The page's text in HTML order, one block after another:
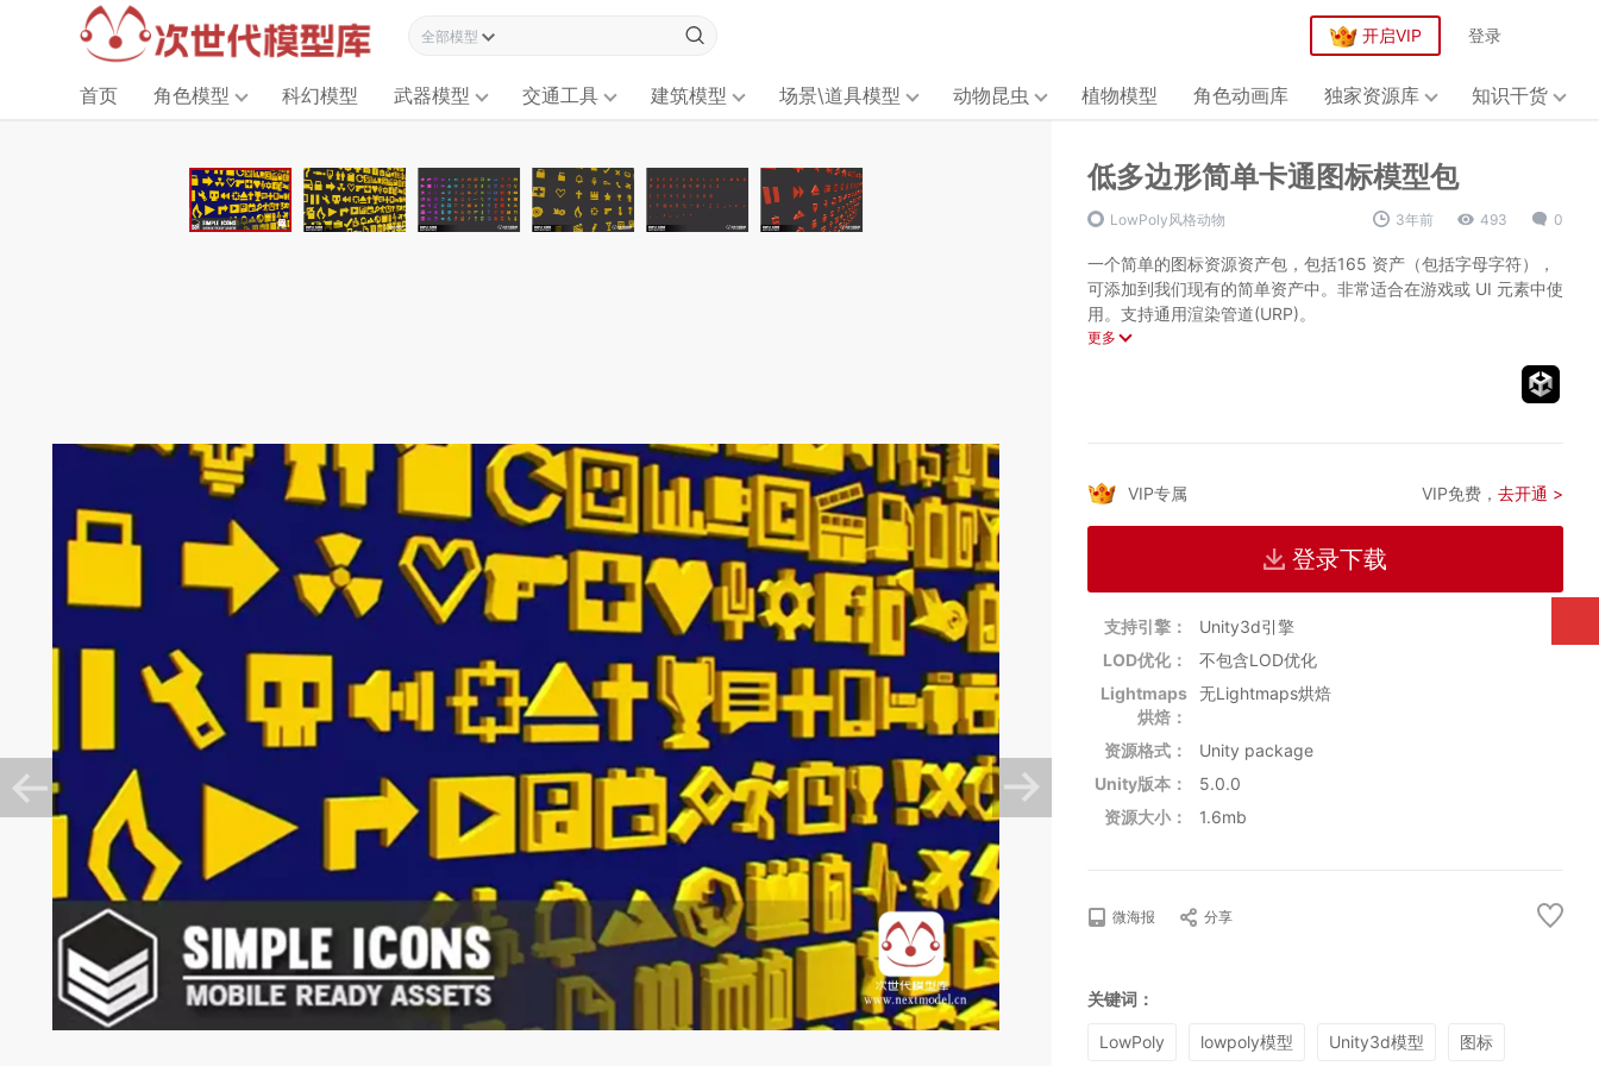
全部模型资源 开启VIP 登录
首页 角色模型 科幻模型 武器模型 交通工具 建筑模型 场景\道具模型 动物昆虫 植物模型 角色动画库 独家资源库 知识干货
低多边形简单卡通图标模型包
LowPoly风格动物 3年前 493 0
一个简单的图标资源资产包，包括165 资产（包括字母字符），
可添加到我们现有的简单资产中。非常适合在游戏或 UI 元素中使
用。支持通用渲染管道(URP)。
更多
VIP专属 VIP免费， 去开通 >
登录下载
支持引擎：
Unity3d引擎
LOD优化：
不包含LOD优化
Lightmaps
烘焙：
无Lightmaps烘焙
资源格式：
Unity package
Unity版本：
5.0.0
资源大小：
1.6mb
微海报 分享
关键词：
LowPoly lowpoly模型 Unity3d模型 图标